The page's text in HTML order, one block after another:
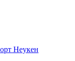
Неукен